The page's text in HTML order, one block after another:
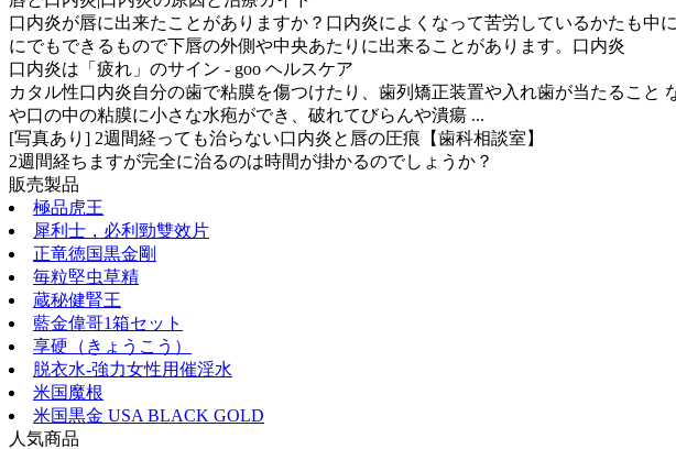
口内炎が唇に出来たことがありますか？口内炎によくなって苦労しているかたも
にでもできるもので下唇の外側や中央あたりに出来ることがあります。口内炎
口内炎は「疲れ」のサイン - goo ヘルスケア
カタル性口内炎自分の歯で粘膜を傷つけたり、歯列矯正装置や入れ歯が当たるこ
や口の中の粘膜に小さな水疱ができ、破れてびらんや潰瘍 ...
[写真あり] 2週間経っても治らない口内炎と唇の圧痕【歯科相談室】
2週間経ちますが完全に治るのは時間が掛かるのでしょうか？
販売製品
極品虎王
犀利士，必利勁雙效片
正竜徳国黒金剛
毎粒堅虫草精
蔵秘健腎王
藍金偉哥1箱セット
享硬（きょうこう）
脱衣水-強力女性用催淫水
米国魔根
米国黒金 USA BLACK GOLD
人気商品